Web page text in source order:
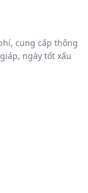
cung cấp thông
ngày tốt xấu